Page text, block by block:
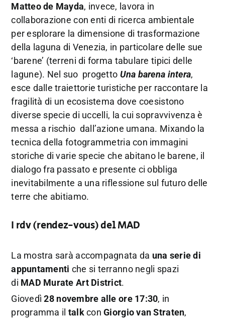
Matteo de Mayda, invece, lavora in
collaborazione con enti di ricerca ambientale
per esplorare la dimensione di trasformazione
della laguna di Venezia, in particolare delle sue
‘barene’ (terreni di forma tabulare tipici delle
lagune). Nel suo progetto Una barena intera,
esce dalle traiettorie turistiche per raccontare la
fragilità di un ecosistema dove coesistono
diverse specie di uccelli, la cui sopravvivenza è
messa a rischio dall’azione umana. Mixando la
tecnica della fotogrammetria con immagini
storiche di varie specie che abitano le barene, il
dialogo fra passato e presente ci obbliga
inevitabilmente a una riflessione sul futuro delle
terre che abitiamo.
I rdv (rendez-vous) del MAD
La mostra sarà accompagnata da una serie di
appuntamenti che si terranno negli spazi
di MAD Murate Art District.
Giovedì28 novembre alle ore 17:30, in
programma il talkconGiorgio van Straten,